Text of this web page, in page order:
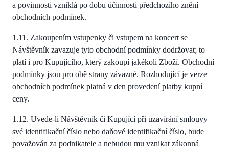
a povinnosti vzniklá po dobu účinnosti předchozího znění
obchodních podmínek.
1.11. Zakoupením vstupenky či vstupem na koncert se
Návštěvník zavazuje tyto obchodní podmínky dodržovat; to
platí i pro Kupujícího, který zakoupí jakékoli Zboží. Obchodní
podmínky jsou pro obě strany závazné. Rozhodující je verze
obchodních podmínek platná v den provedení platby kupní
ceny.
1.12. Uvede-li Návštěvník či Kupující při uzavírání smlouvy
své identifikační číslo nebo daňové identifikační číslo, bude
považován za podnikatele a nebudou mu vznikat zákonná